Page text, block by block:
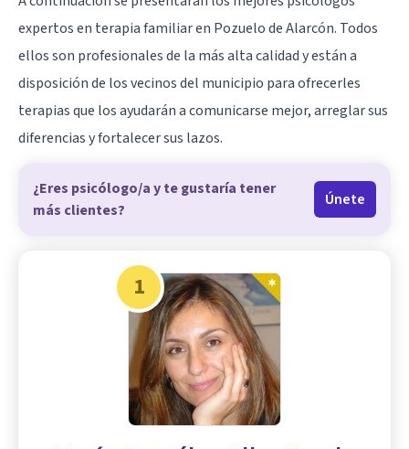
expertos en terapia familiar en Pozuelo de Alarcón. Todos
ellos son profesionales de la más alta calidad y están a
disposición de los vecinos del municipio para ofrecerles
terapias que los ayudarán a comunicarse mejor, arreglar sus
diferencias y fortalecer sus lazos.
¿Eres psicólogo/a y te gustaría tener
más clientes?
Únete
1